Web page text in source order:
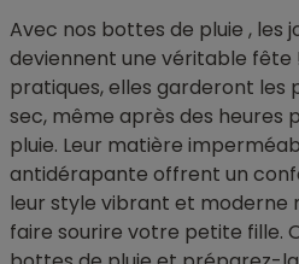
Avec nos bottes de pluie , les
deviennent une véritable fête
pratiques, elles garderont les
sec, même après des heures
pluie. Leur matière
antidérapante offrent un
leur style vibrant et moderne
faire sourire votre petite fille.